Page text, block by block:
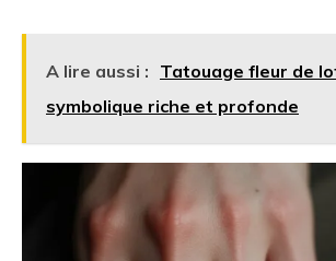
A lire aussi : Tatouage fleur de
symbolique riche et profonde